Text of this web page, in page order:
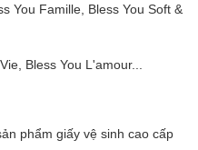
You Famille, Bless You Soft &
Bless You L'amour...
phẩm giấy vệ sinh cao cấp